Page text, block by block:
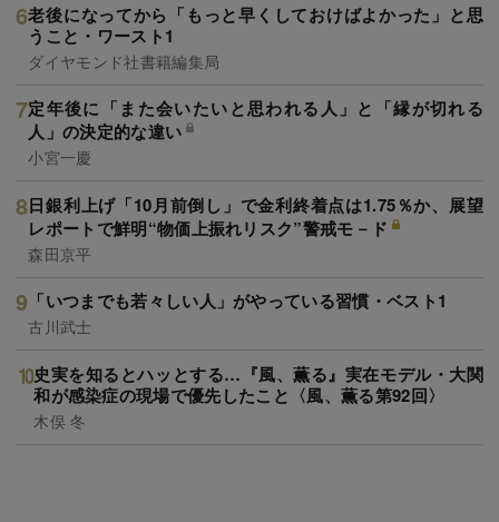
老後になってから「もっと早くしておけばよかった」と思
うこと・ワースト1
ダイヤモンド社書籍編集局
定年後に「また会いたいと思われる人」と「縁が切れる
人」の決定的な違い
小宮一慶
日銀利上げ「10月前倒し」で金利終着点は1.75％か、展望
レポートで鮮明“物価上振れリスク”警戒モ－ド
森田京平
「いつまでも若々しい人」がやっている習慣・ベスト1
古川武士
史実を知るとハッとする…『風、薫る』実在モデル・大関
和が感染症の現場で優先したこと〈風、薫る第92回〉
木俣 冬